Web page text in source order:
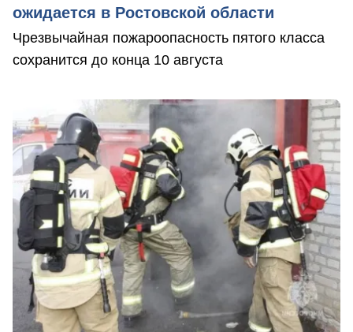
ожидается в Ростовской области
Чрезвычайная пожароопасность пятого класса
сохранится до конца 10 августа